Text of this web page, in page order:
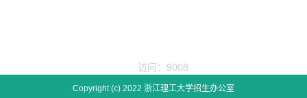
访问：9008
Copyright (c) 2022 浙江理工大学招生办公室